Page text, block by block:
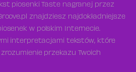
piosenki Taste nagranej przez
znajdziesz najdokładniejsze
w polskim Internecie.
interpretacjami tekstów, które
przekazu Twoich